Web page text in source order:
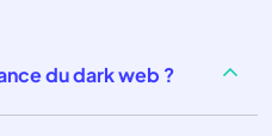
du dark web ?